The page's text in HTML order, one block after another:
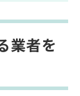
業者を